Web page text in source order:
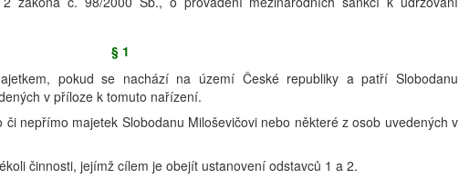
§ 1
pokud se nachází na území České republiky a patří Slobodanu
v příloze k tomuto nařízení.
nepřímo majetek Slobodanu Miloševičovi nebo některé z osob uvedených v
činnosti, jejímž cílem je obejít ustanovení odstavců 1 a 2.